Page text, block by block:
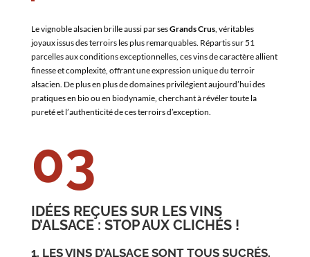
Le vignoble alsacien brille aussi par sesGrands Crus, véritables
joyaux issus des terroirs les plus remarquables. Répartis sur 51
parcelles aux conditions exceptionnelles, ces vins de caractère allient
finesse et complexité, offrant une expression unique du terroir
alsacien. De plus en plus de domaines privilégient aujourd’hui des
pratiques en bio ou en biodynamie, cherchant à révéler toute la
pureté et l’authenticité de ces terroirs d’exception.
03
IDÉES REÇUES SUR LES VINS
D’ALSACE : STOP AUX CLICHÉS !
1. LES VINS D’ALSACE SONT TOUS SUCRÉS.